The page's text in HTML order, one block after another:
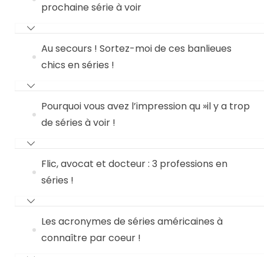
prochaine série à voir
Au secours ! Sortez-moi de ces banlieues
chics en séries !
Pourquoi vous avez l’impression qu »il y a trop
de séries à voir !
Flic, avocat et docteur : 3 professions en
séries !
Les acronymes de séries américaines à
connaître par coeur !